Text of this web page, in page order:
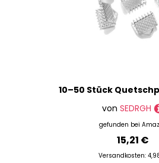
von SEDRGH
gefunden bei
15,21 €
Versandkosten: